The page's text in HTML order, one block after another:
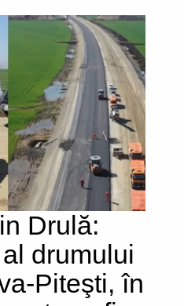
Drulă:
drumului
Piteşti, în